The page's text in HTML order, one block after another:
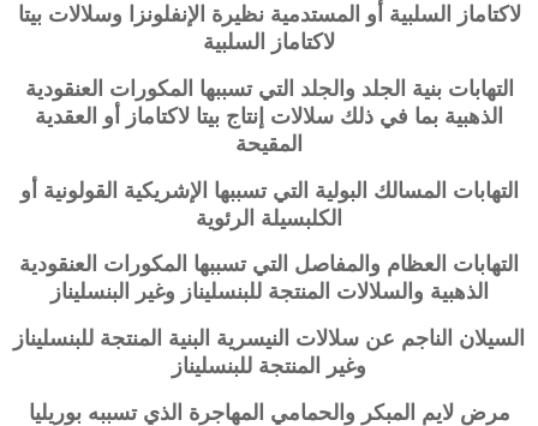
لاكتاماز السلبية أو المستدمية نظيرة الإنفلونزا وسلالات بيتا
لاكتاماز السلبية
التهابات بنية الجلد والجلد التي تسببها المكورات العنقودية
الذهبية بما في ذلك سلالات إنتاج بيتا لاكتاماز أو العقدية
المقيحة
التهابات المسالك البولية التي تسببها الإشريكية القولونية أو
الكلبسيلة الرئوية
التهابات العظام والمفاصل التي تسببها المكورات العنقودية
الذهبية والسلالات المنتجة للبنسليناز وغير البنسليناز
السيلان الناجم عن سلالات النيسرية البنية المنتجة للبنسليناز
وغير المنتجة للبنسليناز
مرض لايم المبكر والحمامي المهاجرة الذي تسببه بوريليا